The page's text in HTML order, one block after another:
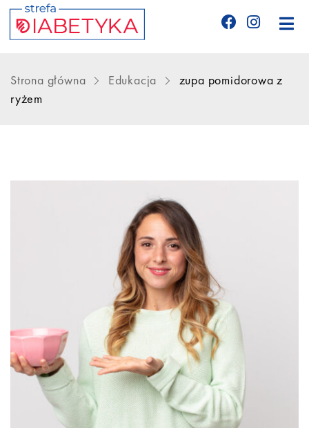
Glukometry
Niezbędnik cukrzyka
Wyznania diabetyka
Do pobrania
Kontakt
Strona główna Edukacja
zupa pomidorowa z
ryżem